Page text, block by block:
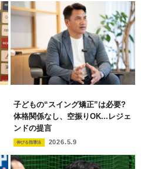
子どもの“スイング矯正”は必要?
体格関係なし、空振りOK...レジェ
ンドの提言
伸びる指導法 2026.5.9